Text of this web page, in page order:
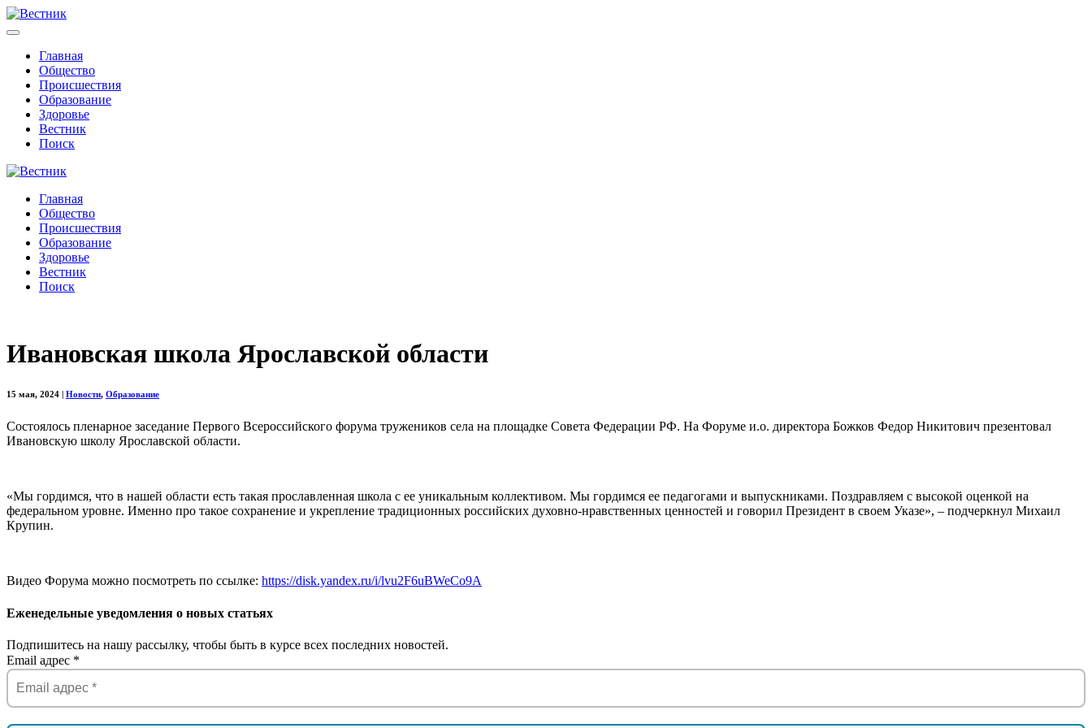
Главная
Общество
Происшествия
Образование
Здоровье
Вестник
Поиск
Главная
Общество
Происшествия
Образование
Здоровье
Вестник
Поиск
Ивановская школа Ярославской области
15 мая, 2024 Новости, Образование
Состоялось пленарное заседание Первого Всероссийского форума тружеников села на площадке Совета Федерации РФ. На Форуме и.о. директора Божков Федор Никитович презентовал
Ивановскую школу Ярославской области.
«Мы гордимся, что в нашей области есть такая прославленная школа с ее уникальным коллективом. Мы гордимся ее педагогами и выпускниками. Поздравляем с высокой оценкой на
федеральном уровне. Именно про такое сохранение и укрепление традиционных российских духовно-нравственных ценностей и говорил Президент в своем Указе», – подчеркнул Михаил
Крупин.
Видео Форума можно посмотреть по ссылке: https://disk.yandex.ru/i/lvu2F6uBWeCo9A
Еженедельные уведомления о новых статьях
Подпишитесь на нашу рассылку, чтобы быть в курсе всех последних новостей.
Email адрес *